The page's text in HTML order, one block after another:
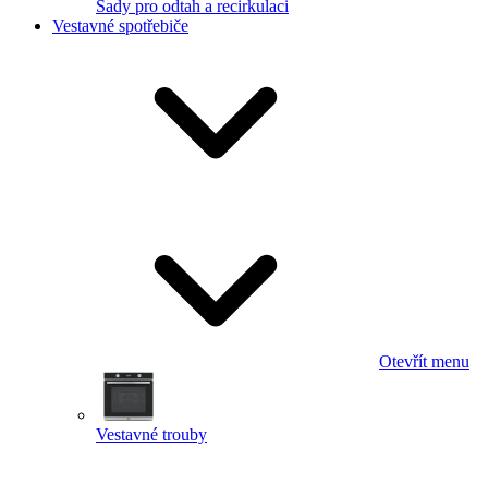
Sady pro odtah a recirkulaci
Vestavné spotřebiče
Otevřít menu
Vestavné trouby